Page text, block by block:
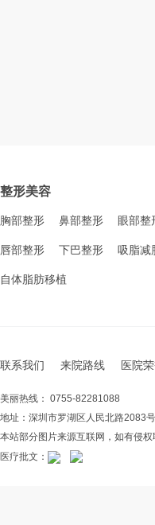
整形美容
胸部整形 鼻部整形 眼部整
唇部整形 下巴整形 吸脂减
自体脂肪移植
联系我们 来院路线 医院
美丽热线： 0755-82281088
地址：深圳市罗湖区人民北路2083
本站部分图片来源互联网，如有侵权
医疗批文：